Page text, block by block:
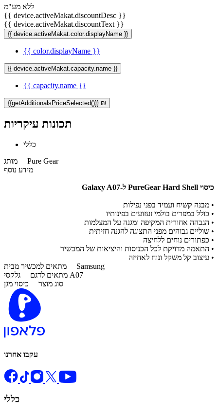
ללא מע"מ
{{ device.activeMakat.discountDesc }}
{{ device.activeMakat.discountText }}
{{ device.activeMakat.color.displayName }}
{{ color.displayName }}
{{ device.activeMakat.capacity.name }}
{{ capacity.name }}
{{getAdditionalsPriceSelected()}} ₪
תכונות עיקריות
כללי
מותג Pure Gear
מידע נוסף
כיסוי PureGear Hard Shell ל-Galaxy A07
• מבנה קשיח ועמיד בפני נפילות
• כולל במפרים בולמי זעזועים בפינותיו
• הגבהה אחורית המקיפה ומגנה על המצלמות
• שוליים גבוהים מפני התצוגה להגנה חזיתית
• כפתורים נוחים ללחיצה
• התאמה מדויקת לכל הכניסות והיציאות של המכשיר
• עיצוב קל משקל ונוח לאחיזה
מתאים למכשיר מבית Samsung
מתאים לדגם גלקסי A07
סוג מוצר כיסוי מגן
עקבו אחרנו
כללי